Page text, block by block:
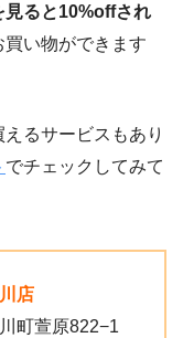
見ると10%offされ
い物ができます
るサービスもあり
でチェックしてみて
店
町萱原822−1